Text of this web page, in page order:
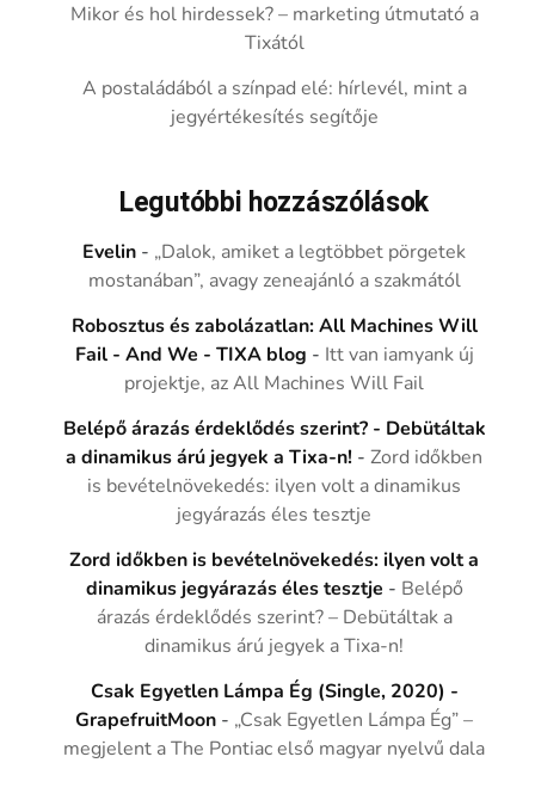
Mikor és hol hirdessek? – marketing útmutató a
Tixától
A postaládából a színpad elé: hírlevél, mint a
jegyértékesítés segítője
Legutóbbi hozzászólások
Evelin - „Dalok, amiket a legtöbbet pörgetek
mostanában”, avagy zeneajánló a szakmától
Robosztus és zabolázatlan: All Machines Will
Fail - And We - TIXA blog - Itt van iamyank új
projektje, az All Machines Will Fail
Belépő árazás érdeklődés szerint? - Debütáltak
a dinamikus árú jegyek a Tixa-n! -Zord időkben
is bevételnövekedés: ilyen volt a dinamikus
jegyárazás éles tesztje
Zord időkben is bevételnövekedés: ilyen volt a
dinamikus jegyárazás éles tesztje - Belépő
árazás érdeklődés szerint? – Debütáltak a
dinamikus árú jegyek a Tixa-n!
Csak Egyetlen Lámpa Ég (Single, 2020) -
GrapefruitMoon - „Csak Egyetlen Lámpa Ég” –
megjelent a The Pontiac első magyar nyelvű dala